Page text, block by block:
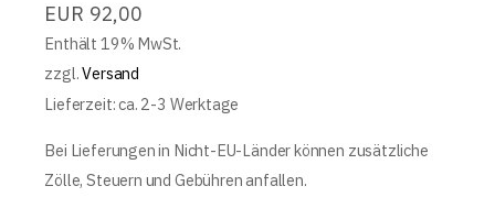
EUR 92,00
Enthält 19% MwSt.
zzgl.Versand
Lieferzeit: ca. 2-3 Werktage
Bei Lieferungen in Nicht-EU-Länder können zusätzliche
Zölle, Steuern und Gebühren anfallen.